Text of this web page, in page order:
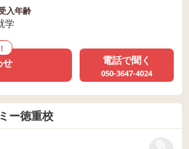
入年齢
学
せ 電話で聞く
050-3647-4024
ー徳重校